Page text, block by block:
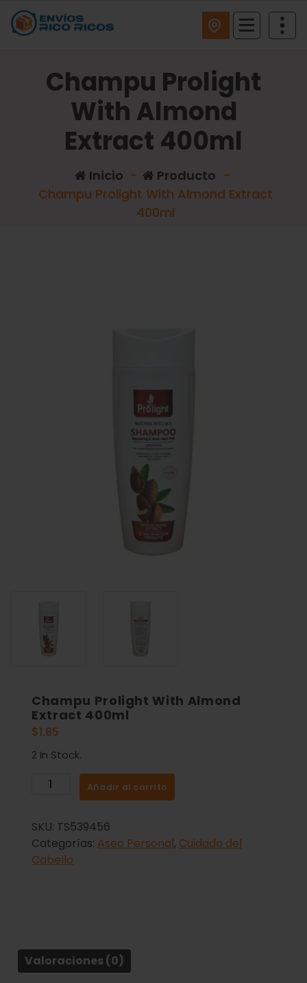
Champu Prolight
With Almond
Extract 400ml
Inicio - Producto -
Champu Prolight With Almond Extract
400ml
Champu Prolight With Almond
Extract 400ml
$1.85
2 In Stock.
Añadir al carrito
SKU: TS539456
Categorías: Aseo Personal, Cuidado del
Cabello
Valoraciones (0)